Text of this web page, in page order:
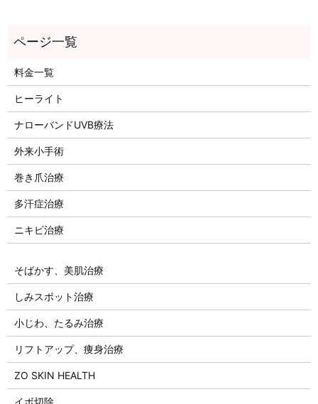
料金一覧
ヒーライト
ナローバンドUVB療法
外来小手術
巻き爪治療
多汗症治療
ニキビ治療
そばかす、美肌治療
しみスポット治療
小じわ、たるみ治療
リフトアップ、痩身治療
ZO SKIN HEALTH
イボ切除